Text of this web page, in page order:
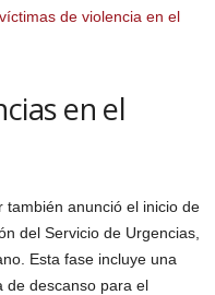
de violencia en el
en el
también anunció el inicio de
del Servicio de Urgencias,
Esta fase incluye una
de descanso para el